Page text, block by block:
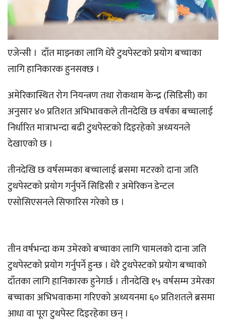
एजेन्सी । दाँत माझ्नका लागि धेरै टुथपेस्टको प्रयोग बच्चाका
लागि हानिकारक हुनसक्छ ।
अमेरिकास्थित रोग नियन्त्रण तथा रोकथाम केन्द्र (सिडिसी) का
अनुसार ४० प्रतिशत अभिभावकले तीनदेखि छ वर्षका बच्चालाई
निर्धारित मात्राभन्दा बढी टुथपेस्टको दिइरहेको अध्ययनले
देखाएको छ ।
तीनदेखि छ वर्षसम्मका बच्चालाई ब्रसमा मटरको दाना जति
टुथपेस्टको प्रयोग गर्नुपर्ने सिडिसी र अमेरिकन डेन्टल
एसोसिएसनले सिफारिस गरेको छ ।
तीन वर्षभन्दा कम उमेरको बच्चाका लागि चामलको दाना जति
टुथपेस्टको प्रयोग गर्नुपर्ने हुन्छ । धेरै टुथपेस्टको प्रयोग बच्चाको
दाँतका लागि हानिकारक हुनेगर्छ । तीनदेखि १५ वर्षसम्म उमेरका
बच्चाका अभिभवाकमा गरिएको अध्ययनमा ६० प्रतिशतले ब्रसमा
आधा वा पूरा टुथपेस्ट दिइरहेका छन् ।